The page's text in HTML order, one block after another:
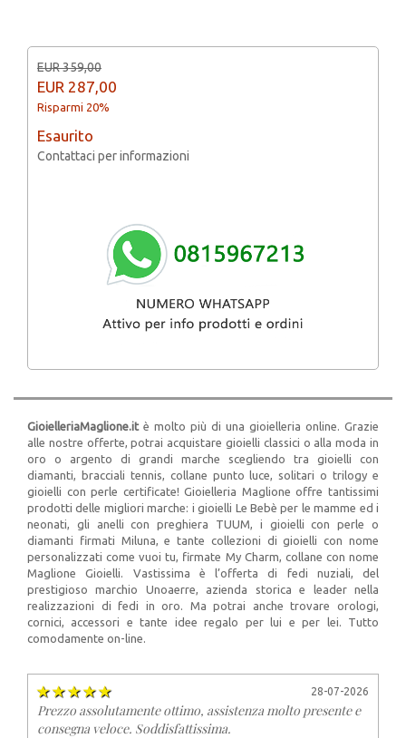
EUR 359,00
EUR 287,00
Risparmi 20%
Esaurito
Contattaci per informazioni
GioielleriaMaglione.itè molto più di una gioielleria online. Grazie
alle nostre offerte, potrai acquistare gioielli classici o alla moda in
oro o argento di grandi marche scegliendo tra gioielli con
diamanti, bracciali tennis, collane punto luce, solitari o trilogy e
gioielli con perle certificate! Gioielleria Maglione offre tantissimi
prodotti delle migliori marche: i gioielli Le Bebè per le mamme ed i
neonati, gli anelli con preghiera TUUM, i gioielli con perle o
diamanti firmati Miluna, e tante collezioni di gioielli con nome
personalizzati come vuoi tu, firmate My Charm, collane con nome
Maglione Gioielli. Vastissima è l’offerta di fedi nuziali, del
prestigioso marchio Unoaerre, azienda storica e leader nella
realizzazioni di fedi in oro. Ma potrai anche trovare orologi,
cornici, accessori e tante idee regalo per lui e per lei. Tutto
comodamente on-line.
28-07-2026
Prezzo assolutamente ottimo, assistenza molto presente e
consegna veloce. Soddisfattissima.